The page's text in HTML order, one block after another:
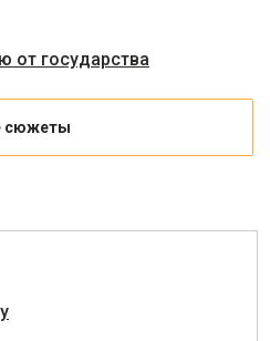
от государства
сюжеты